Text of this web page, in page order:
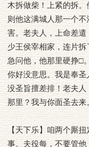
木拆做柴！上紧的拆
则他这满城人那一个
害。老夫人，上命差
少王侯宰相家，连片
急问他，他那里硬挣□
你好没意思。我是奉
没圣旨擅差排！老夫
那里？我与你面圣去来
【天下乐】咱两个厮
事。夫役每，不要管